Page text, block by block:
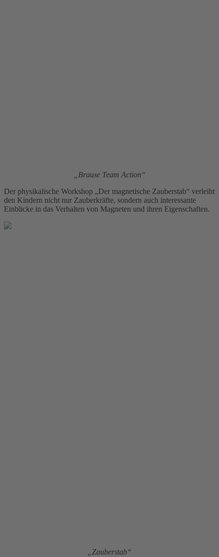
„Brause Team Action“
Der physikalische Workshop „Der magnetische Zauberstab“ verleiht
den Kindern nicht nur Zauberkräfte, sondern auch interessante
Einblicke in das Verhalten von Magneten und ihren Eigenschaften.
„Zauberstab“